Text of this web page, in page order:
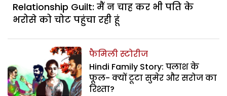
Relationship Guilt: मैं न चाह कर भी पति के
भरोसे को चोट पहुंचा रही हूं
फैमिली स्टोरीज
Hindi Family Story: पलाश के
फूल- क्यों टूटा सुमेर और सरोज का
रिश्ता?